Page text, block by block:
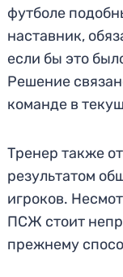
футболе
наставник,
если бы это
Решение
команде в
Тренер также
результатом
игроков.
ПСЖ стоит
прежнему